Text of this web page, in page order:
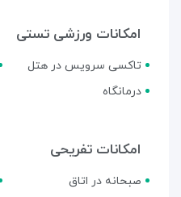
امکانات ورزشی تستی
تاکسی سرویس در هتل
درمانگاه
امکانات تفریحی
صبحانه در اتاق